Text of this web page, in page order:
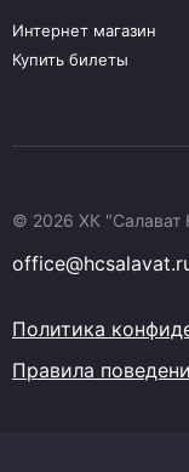
Интернет магазин
Купить билеты
© 2026 ХК "Салават
Политика
Правила